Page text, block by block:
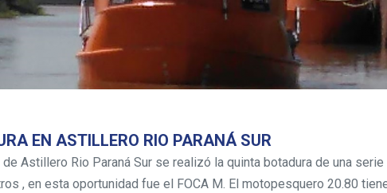
EN ASTILLERO RIO PARANÁ SUR
Astillero Rio Paraná Sur se realizó la quinta botadura de una
, en esta oportunidad fue el FOCA M. El motopesquero 20.80